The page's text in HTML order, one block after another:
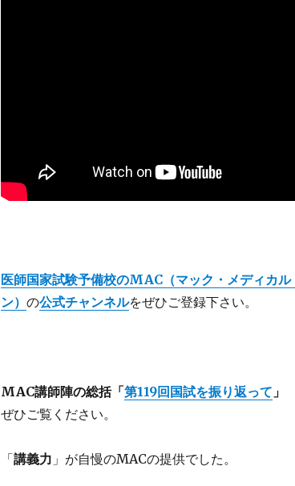
医師国家試験予備校のMAC（マック・メディカル
ン） の公式チャンネルをぜひご登録下さい。
MAC講師陣の総括「第119回国試を振り返って 」
ぜひご覧ください。
「講義力 」が自慢のMACの提供でした。